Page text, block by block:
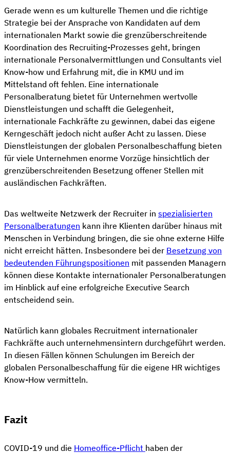
Gerade wenn es um kulturelle Themen und die richtige
Strategie bei der Ansprache von Kandidaten auf dem
internationalen Markt sowie die grenzüberschreitende
Koordination des Recruiting-Prozesses geht, bringen
internationale Personalvermittlungen und Consultants viel
Know-how und Erfahrung mit, die in KMU und im
Mittelstand oft fehlen. Eine internationale
Personalberatung bietet für Unternehmen wertvolle
Dienstleistungen und schafft die Gelegenheit,
internationale Fachkräfte zu gewinnen, dabei das eigene
Kerngeschäft jedoch nicht außer Acht zu lassen. Diese
Dienstleistungen der globalen Personalbeschaffung bieten
für viele Unternehmen enorme Vorzüge hinsichtlich der
grenzüberschreitenden Besetzung offener Stellen mit
ausländischen Fachkräften.
Das weltweite Netzwerk der Recruiter in spezialisierten
Personalberatungen kann ihre Klienten darüber hinaus mit
Menschen in Verbindung bringen, die sie ohne externe Hilfe
nicht erreicht hätten. Insbesondere bei der Besetzung von
bedeutenden Führungspositionen mit passenden Managern
können diese Kontakte internationaler Personalberatungen
im Hinblick auf eine erfolgreiche Executive Search
entscheidend sein.
Natürlich kann globales Recruitment internationaler
Fachkräfte auch unternehmensintern durchgeführt werden.
In diesen Fällen können Schulungen im Bereich der
globalen Personalbeschaffung für die eigene HR wichtiges
Know-How vermitteln.
Fazit
COVID-19 und die Homeoffice-Pflicht haben der